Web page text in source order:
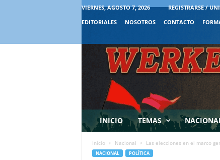
VIERNES, AGOSTO 7, 2026
REGISTRARSE /
EDITORIALES
NOSOTROS CONTACTO
INICIO TEMAS
Inicio Nacional Las elecciones en el marco
NACIONAL POLÍTICA